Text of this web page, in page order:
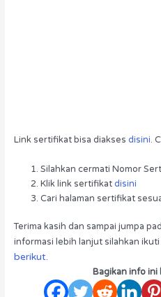
Link sertifikat bisa diakses disini.
Silahkan cermati Nomor
Klik link sertifikatdisini
Cari halaman sertifikat
Terima kasih dan sampai jumpa
informasi lebih lanjut silahkan
berikut.
Bagikan info ini